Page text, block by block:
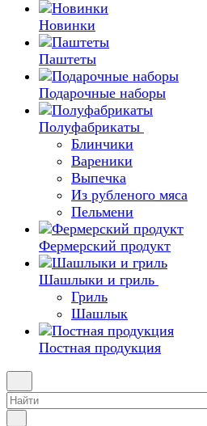
Новинки
Паштеты
Подарочные наборы
Полуфабрикаты
Блинчики
Вареники
Выпечка
Из рубленого мяса
Пельмени
Фермерский продукт
Шашлыки и гриль
Гриль
Шашлык
Постная продукция